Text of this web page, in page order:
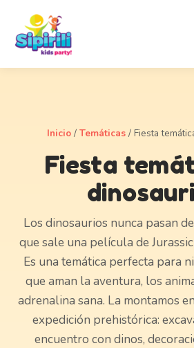
Inicio / Temáticas / Fiesta
Fiesta
Los dinosaurios nunca pasan
que sale una película de
Es una temática perfecta para
que aman la aventura, los
adrenalina sana. La montamos
expedición prehistórica:
encuentro con dinos,